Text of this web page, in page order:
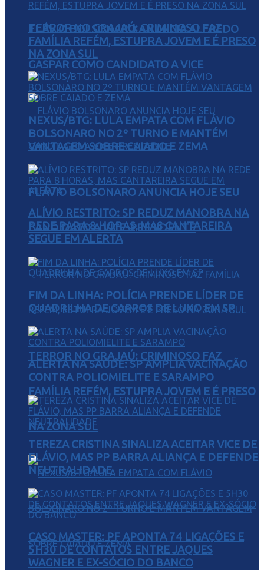
FLÁVIO BOLSONARO ANUNCIA ALFREDO
GASPAR COMO CANDIDATO A VICE
FLÁVIO BOLSONARO ANUNCIA HOJE SEU
CANDIDATO A VICE-PRESIDENTE
TERROR NO GRAJAÚ: CRIMINOSO FAZ
FAMÍLIA REFÉM, ESTUPRA JOVEM E É PRESO
NA ZONA SUL
TERROR NO GRAJAÚ: CRIMINOSO FAZ
FAMÍLIA REFÉM, ESTUPRA JOVEM E É PRESO
NA ZONA SUL
NEXUS/BTG: LULA EMPATA COM FLÁVIO
BOLSONARO NO 2º TURNO E MANTÉM
VANTAGEM SOBRE CAIADO E ZEMA
ALÍVIO RESTRITO: SP REDUZ MANOBRA NA
REDE PARA 8 HORAS, MAS CANTAREIRA
SEGUE EM ALERTA
FIM DA LINHA: POLÍCIA PRENDE LÍDER DE
QUADRILHA DE CARROS DE LUXO EM SP
ALERTA NA SAÚDE: SP AMPLIA VACINAÇÃO
CONTRA POLIOMIELITE E SARAMPO
TEREZA CRISTINA SINALIZA ACEITAR VICE DE
FLÁVIO, MAS PP BARRA ALIANÇA E DEFENDE
NEUTRALIDADE
CASO MASTER: PF APONTA 74 LIGAÇÕES E
5H30 DE CONTATOS ENTRE JAQUES
WAGNER E EX-SÓCIO DO BANCO